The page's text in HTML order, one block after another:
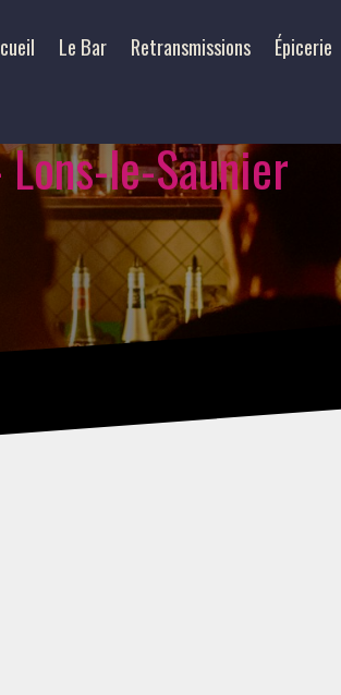
Le Bar Retransmissions Épicerie
le-Saunier